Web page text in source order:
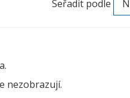
Seřadit podle
nezobrazují.